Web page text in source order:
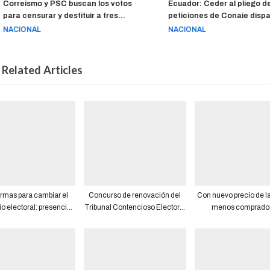
Correísmo y PSC buscan los votos
para censurar y destituir a tres
vocales del Consejo de la Judicatura
NACIONAL
Ecuador: Ceder al pliego de
peticiones de Conaie
riesgo país, que ya supera
NACIONAL
Articles
para cambiar el
electoral: presencial
Concurso de renovación del
Tribunal Contencioso Electoral
Con nuevo precio de
menos